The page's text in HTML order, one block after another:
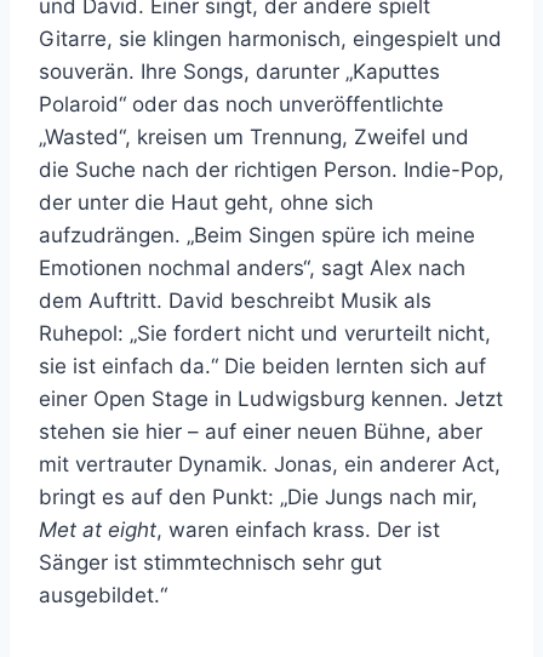
und David. Einer singt, der andere spielt
Gitarre, sie klingen harmonisch, eingespielt und
souverän. Ihre Songs, darunter „Kaputtes
Polaroid“ oder das noch unveröffentlichte
„Wasted“, kreisen um Trennung, Zweifel und
die Suche nach der richtigen Person. Indie-Pop,
der unter die Haut geht, ohne sich
aufzudrängen. „Beim Singen spüre ich meine
Emotionen nochmal anders“, sagt Alex nach
dem Auftritt. David beschreibt Musik als
Ruhepol: „Sie fordert nicht und verurteilt nicht,
sie ist einfach da.“ Die beiden lernten sich auf
einer Open Stage in Ludwigsburg kennen. Jetzt
stehen sie hier – auf einer neuen Bühne, aber
mit vertrauter Dynamik. Jonas, ein anderer Act,
bringt es auf den Punkt: „Die Jungs nach mir,
Met at eight, waren einfach krass. Der ist
Sänger ist stimmtechnisch sehr gut
ausgebildet.“